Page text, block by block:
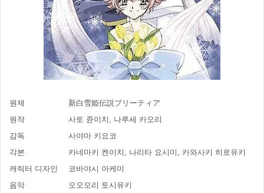
원제
新白雪姫伝説プリーティア
원작
사토 쥰이치, 나루세 카오리
감독
사야마 키요코
각본
카네마키 켄이치, 나리타 요시미, 카와사키 히로유키
캐릭터 디자인
코바야시 아케미
음악
오오모리 토시유키